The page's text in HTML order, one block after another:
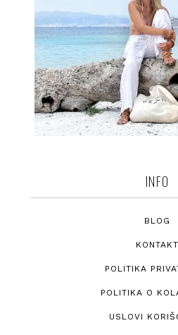
INFO
BLOG
KONTAKT
POLITIKA
POLITIKA O
USLOVI